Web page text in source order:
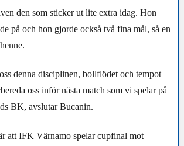
den som sticker ut lite extra idag. Hon
på och hon gjorde också två fina mål, så en
denna disciplinen, bollflödet och tempot
oss inför nästa match som vi spelar på
BK, avslutar Bucanin.
att IFK Värnamo spelar cupfinal mot